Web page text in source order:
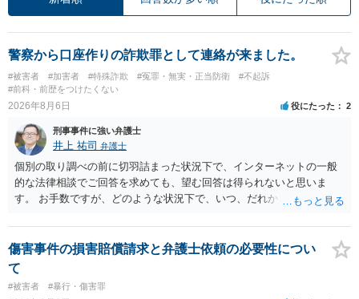
警察から口座作りの詐欺罪として連絡が来ました。
#被害者 #加害者 #特殊詐欺 #冤罪・無実・正当防衛
#不起訴
#前科・前歴をつけたくない
2026年8月6日 役にたった 2
刑事事件に強い弁護士
井上 祐司 弁護士
個別の取り調べの前に切羽詰まった状況下で、インターネットの一般
的な法律相談でご回答を求めても、望む回答は得られないと思いま
す。 お手数ですが、どのような状況下で、いつ、だれからどのような
の程度だと聞いているのかということについて、お近くで詳細な法律
相談を受けられたうえで対処方法を探された方がよいと思われます。
一般論でいえば、任意取り調べの場合、ＩＣレコーダーを持参して取
り調べ内容を録音することは必須だと考えます。
傷害事件の損害賠償請求と弁護士依頼の必要性につい
て
#被害者 #暴行・傷害罪